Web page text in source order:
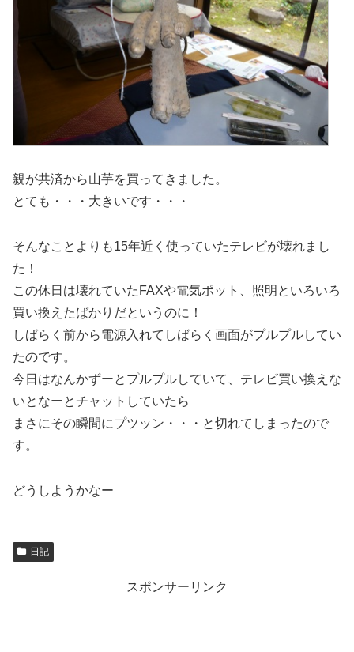
親が共済から山芋を買ってきました。
とても・・・大きいです・・・
そんなことよりも15年近く使っていたテレビが壊れまし
た！
この休日は壊れていたFAXや電気ポット、照明といろいろ
買い換えたばかりだというのに！
しばらく前から電源入れてしばらく画面がプルプルしてい
たのです。
今日はなんかずーとプルプルしていて、テレビ買い換えな
いとなーとチャットしていたら
まさにその瞬間にプツッン・・・と切れてしまったので
す。
どうしようかなー
日記
スポンサーリンク